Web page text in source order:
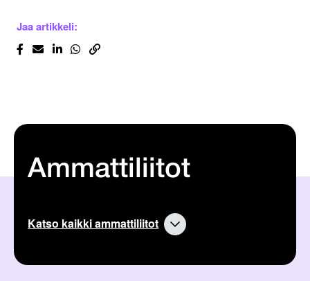
Jaa artikkeli:
Ammattiliitot
Katso kaikki ammattiliitot